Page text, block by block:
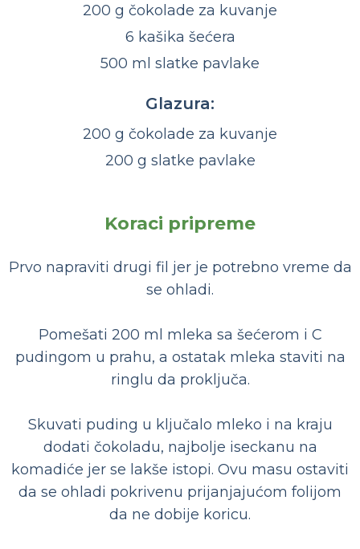
200 g čokolade za kuvanje
6 kašika šećera
500 ml slatke pavlake
Glazura:
200 g čokolade za kuvanje
200 g slatke pavlake
Koraci pripreme
Prvo napraviti drugi fil jer je potrebno vreme da
se ohladi.
Pomešati 200 ml mleka sa šećerom i C
pudingom u prahu, a ostatak mleka staviti na
ringlu da proključa.
Skuvati puding u ključalo mleko i na kraju
dodati čokoladu, najbolje iseckanu na
komadiće jer se lakše istopi. Ovu masu ostaviti
da se ohladi pokrivenu prijanjajućom folijom
da ne dobije koricu.